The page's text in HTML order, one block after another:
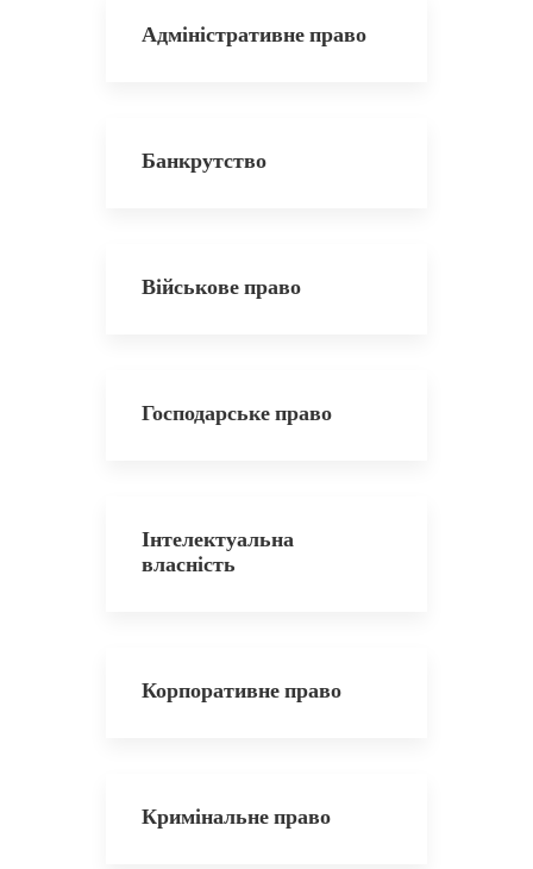
Адміністративне право
Банкрутство
Військове право
Господарське право
Інтелектуальна
власність
Корпоративне право
Кримінальне право